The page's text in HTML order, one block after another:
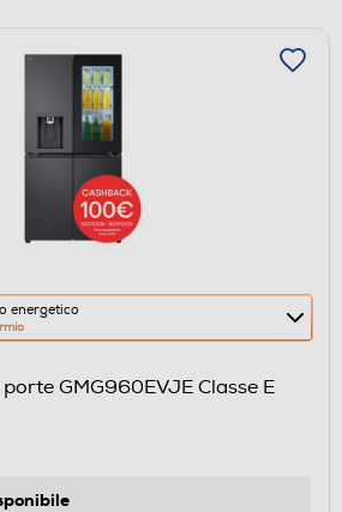
energetico
GMG960EVJE Classe E